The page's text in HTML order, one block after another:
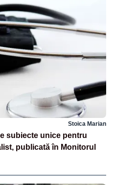
Stoica Marian
subiecte unice pentru
publicată în Monitorul